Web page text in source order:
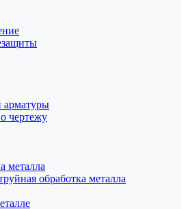
арматуры
чертежу
металла
обработка металла